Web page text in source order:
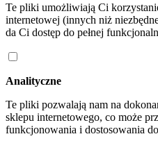
Te pliki umożliwiają Ci
internetowej (innych niż
da Ci dostęp do pełnej
Analityczne
Te pliki pozwalają nam na
sklepu internetowego, co może
funkcjonowania i dostosowania